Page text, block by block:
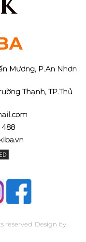
Mương, P.An Nhơn
Thạnh, TP.Thủ
488
reserved. Design by